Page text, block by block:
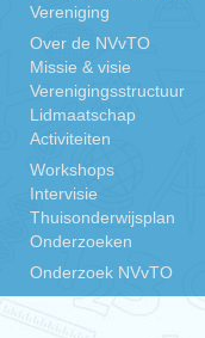
Vereniging
Over de NVvTO
Missie & visie
Verenigingsstructuur
Lidmaatschap
Activiteiten
Workshops
Intervisie
Thuisonderwijsplan
Onderzoeken
Onderzoek NVvTO